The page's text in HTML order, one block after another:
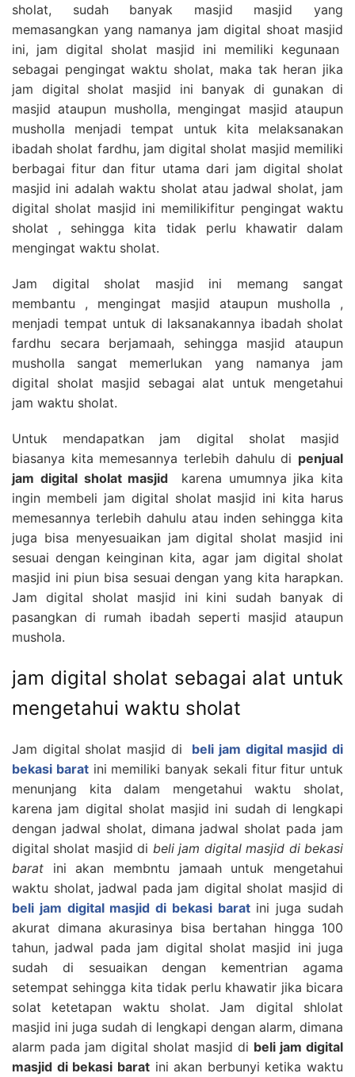
sholat, sudah banyak masjid masjid yang
memasangkan yang namanya jam digital shoat masjid
ini, jam digital sholat masjid ini memiliki kegunaan
sebagai pengingat waktu sholat, maka tak heran jika
jam digital sholat masjid ini banyak di gunakan di
masjid ataupun musholla, mengingat masjid ataupun
musholla menjadi tempat untuk kita melaksanakan
ibadah sholat fardhu, jam digital sholat masjid memiliki
berbagai fitur dan fitur utama dari jam digital sholat
masjid ini adalah waktu sholat atau jadwal sholat, jam
digital sholat masjid ini memilikifitur pengingat waktu
sholat , sehingga kita tidak perlu khawatir dalam
mengingat waktu sholat.
Jam digital sholat masjid ini memang sangat
membantu , mengingat masjid ataupun musholla ,
menjadi tempat untuk di laksanakannya ibadah sholat
fardhu secara berjamaah, sehingga masjid ataupun
musholla sangat memerlukan yang namanya jam
digital sholat masjid sebagai alat untuk mengetahui
jam waktu sholat.
Untuk mendapatkan jam digital sholat masjid
biasanya kita memesannya terlebih dahulu di penjual
jam digital sholat masjid
karena umumnya jika kita
ingin membeli jam digital sholat masjid ini kita harus
memesannya terlebih dahulu atau inden sehingga kita
juga bisa menyesuaikan jam digital sholat masjid ini
sesuai dengan keinginan kita, agar jam digital sholat
masjid ini piun bisa sesuai dengan yang kita harapkan.
Jam digital sholat masjid ini kini sudah banyak di
pasangkan di rumah ibadah seperti masjid ataupun
mushola.
jam digital sholat sebagai alat untuk
mengetahui waktu sholat
Jam digital sholat masjid di
beli jam digital masjid di
bekasi baratini memiliki banyak sekali fitur fitur untuk
menunjang kita dalam mengetahui waktu sholat,
karena jam digital sholat masjid ini sudah di lengkapi
dengan jadwal sholat, dimana jadwal sholat pada jam
digital sholat masjid di beli jam digital masjid di bekasi
barat ini akan membntu jamaah untuk mengetahui
waktu sholat, jadwal pada jam digital sholat masjid di
beli jam digital masjid di bekasi baratini juga sudah
akurat dimana akurasinya bisa bertahan hingga 100
tahun, jadwal pada jam digital sholat masjid ini juga
sudah di sesuaikan dengan kementrian agama
setempat sehingga kita tidak perlu khawatir jika bicara
solat ketetapan waktu sholat. Jam digital shlolat
masjid ini juga sudah di lengkapi dengan alarm, dimana
alarm pada jam digital sholat masjid di beli jam digital
masjid di bekasi baratini akan berbunyi ketika waktu